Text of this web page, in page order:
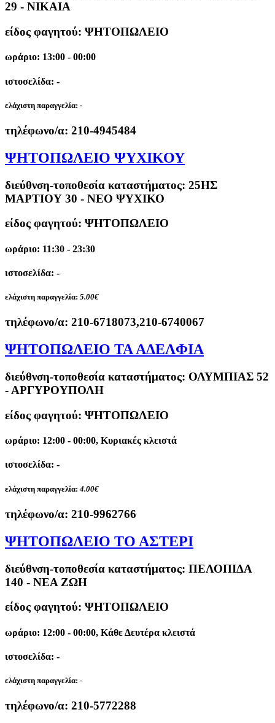
29 - ΝΙΚΑΙΑ
είδος φαγητού: ΨΗΤΟΠΩΛΕΙΟ
ωράριο: 13:00 - 00:00
ιστοσελίδα: -
ελάχιστη παραγγελία: -
τηλέφωνο/α: 210-4945484
ΨΗΤΟΠΩΛΕΙΟ ΨΥΧΙΚΟΥ
διεύθνση-τοποθεσία καταστήματος: 25ΗΣ
ΜΑΡΤΙΟΥ 30 - ΝΕΟ ΨΥΧΙΚΟ
είδος φαγητού: ΨΗΤΟΠΩΛΕΙΟ
ωράριο: 11:30 - 23:30
ιστοσελίδα: -
ελάχιστη παραγγελία: 5.00€
τηλέφωνο/α: 210-6718073,210-6740067
ΨΗΤΟΠΩΛΕΙΟ ΤΑ ΑΔΕΛΦΙΑ
διεύθνση-τοποθεσία καταστήματος: ΟΛΥΜΠΙΑΣ 52
- ΑΡΓΥΡΟΥΠΟΛΗ
είδος φαγητού: ΨΗΤΟΠΩΛΕΙΟ
ωράριο: 12:00 - 00:00, Κυριακές κλειστά
ιστοσελίδα: -
ελάχιστη παραγγελία: 4.00€
τηλέφωνο/α: 210-9962766
ΨΗΤΟΠΩΛΕΙΟ ΤΟ ΑΣΤΕΡΙ
διεύθνση-τοποθεσία καταστήματος: ΠΕΛΟΠΙΔΑ
140 - ΝΕΑ ΖΩΗ
είδος φαγητού: ΨΗΤΟΠΩΛΕΙΟ
ωράριο: 12:00 - 00:00, Κάθε Δευτέρα κλειστά
ιστοσελίδα: -
ελάχιστη παραγγελία: -
τηλέφωνο/α: 210-5772288